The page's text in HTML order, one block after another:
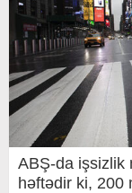
ABŞ-da işsizlik
həftədir ki, 200